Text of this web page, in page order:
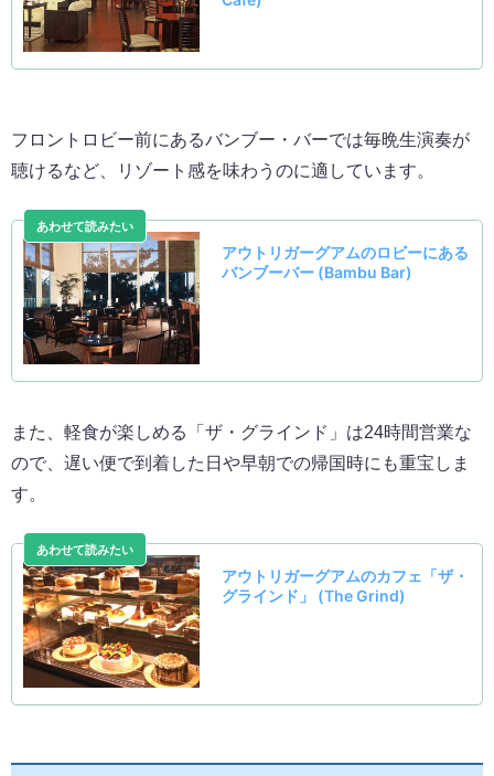
フロントロビー前にあるバンブー・バーでは毎晩生演奏が
聴けるなど、リゾート感を味わうのに適しています。
また、軽食が楽しめる「ザ・グラインド」は24時間営業な
ので、遅い便で到着した日や早朝での帰国時にも重宝しま
す。